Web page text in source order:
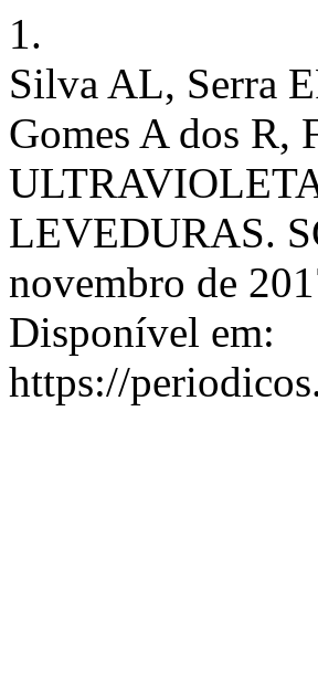
1.
Silva AL, Serra
Gomes A dos R,
LEVEDURAS.
novembro de
Disponível em:
https://